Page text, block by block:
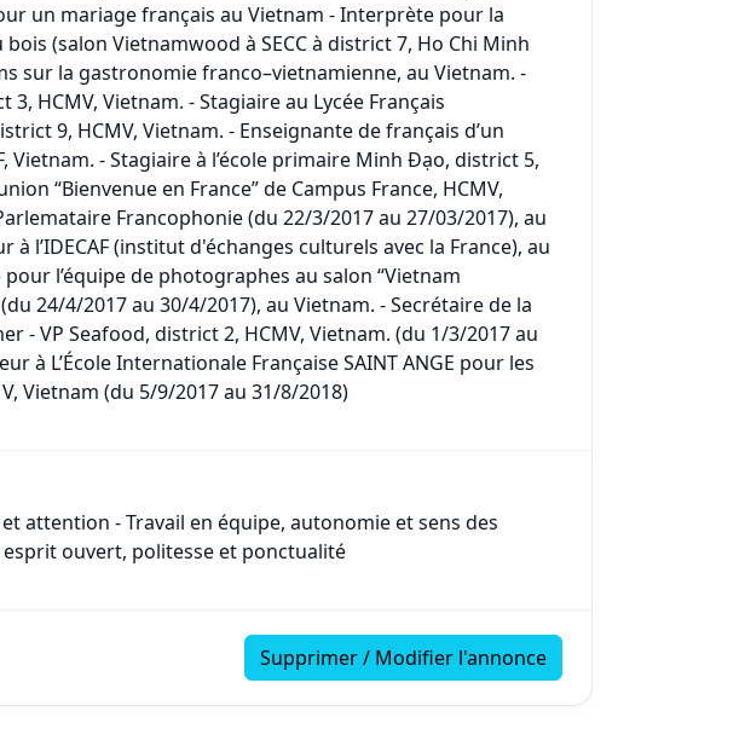
un mariage français au Vietnam - Interprète pour la
(salon Vietnamwood à SECC à district 7, Ho Chi Minh
sur la gastronomie franco–vietnamienne, au Vietnam. -
HCMV, Vietnam. - Stagiaire au Lycée Français
9, HCMV, Vietnam. - Enseignante de français d’un
Vietnam. - Stagiaire à l’école primaire Minh Đạo, district 5,
“Bienvenue en France” de Campus France, HCMV,
Francophonie (du 22/3/2017 au 27/03/2017), au
l’IDECAF (institut d'échanges culturels avec la France), au
l’équipe de photographes au salon “Vietnam
24/4/2017 au 30/4/2017), au Vietnam. - Secrétaire de la
- VP Seafood, district 2, HCMV, Vietnam. (du 1/3/2017 au
à L’École Internationale Française SAINT ANGE pour les
Vietnam (du 5/9/2017 au 31/8/2018)
attention - Travail en équipe, autonomie et sens des
ouvert, politesse et ponctualité
Supprimer / Modifier l'annonce